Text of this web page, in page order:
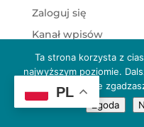
Zaloguj się
Kanał wpisów
Kanał komentarzy
WordPress.org
PL
Ta strona korzysta z
najwyższym poziomie.
że
Zgoda